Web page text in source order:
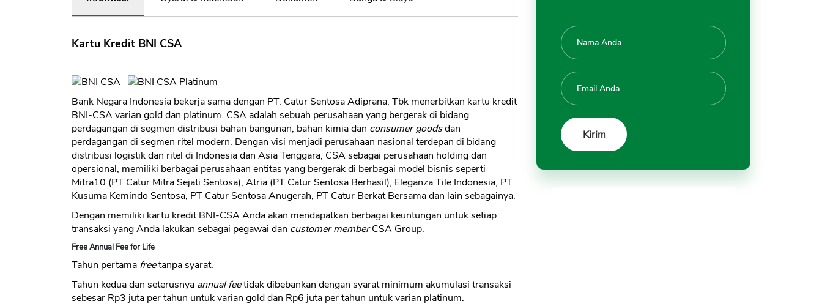
Kartu Kredit BNI CSA
Bank Negara Indonesia bekerja sama dengan PT. Catur Sentosa Adiprana, Tbk menerbitkan kartu kredit
BNI-CSA varian gold dan platinum. CSA adalah sebuah perusahaan yang bergerak di bidang
perdagangan di segmen distribusi bahan bangunan, bahan kimia dan consumer goodsdan
perdagangan di segmen ritel modern. Dengan visi menjadi perusahaan nasional terdepan di bidang
distribusi logistik dan ritel di Indonesia dan Asia Tenggara, CSA sebagai perusahaan holding dan
opersional, memiliki berbagai perusahaan entitas yang bergerak di berbagai model bisnis seperti
Mitra10 (PT Catur Mitra Sejati Sentosa), Atria (PT Catur Sentosa Berhasil), Eleganza Tile Indonesia, PT
Kusuma Kemindo Sentosa, PT Catur Sentosa Anugerah, PT Catur Berkat Bersama dan lain sebagainya.
Dengan memiliki kartu kredit BNI-CSA Anda akan mendapatkan berbagai keuntungan untuk setiap
transaksi yang Anda lakukan sebagai pegawai dan customer memberCSA Group.
Free Annual Fee for Life
Tahun pertama freetanpa syarat.
Tahun kedua dan seterusnya annual feetidak dibebankan dengan syarat minimum akumulasi transaksi
sebesar Rp3 juta per tahun untuk varian gold dan Rp6 juta per tahun untuk varian platinum.